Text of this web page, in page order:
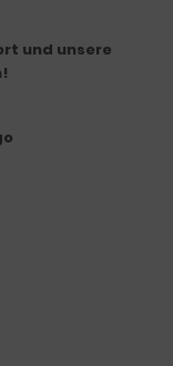
und unsere